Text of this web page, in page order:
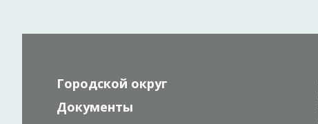
Городской округ
Документы